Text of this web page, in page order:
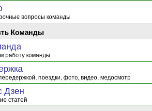
вопросы команды
Команды
работу команды
поездки, фото, видео, медосмотр
Дзен
статей